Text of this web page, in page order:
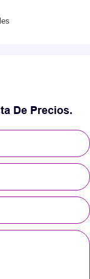
De Precios.